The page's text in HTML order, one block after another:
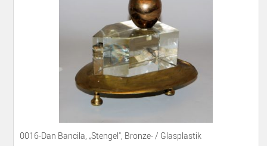
0016-Dan Bancila, „Stengel“, Bronze- / Glasplastik